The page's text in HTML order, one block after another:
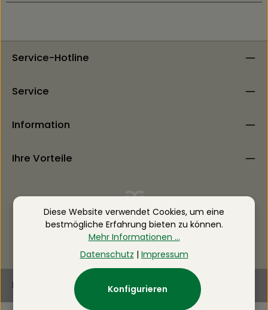
Service-Hotline
Service
Information
Ihre Vorteile
Newsletter
Diese Website verwendet Cookies, um eine
bestmögliche Erfahrung bieten zu können.
Mehr Informationen ...
Datenschutz | Impressum
Konfigurieren